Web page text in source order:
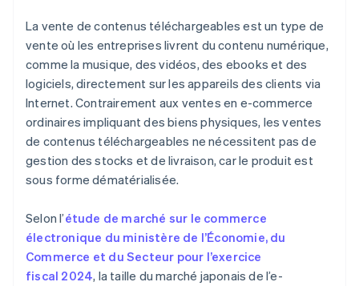
La vente de contenus téléchargeables est un type de
vente où les entreprises livrent du contenu numérique,
comme la musique, des vidéos, des ebooks et des
logiciels, directement sur les appareils des clients via
Internet. Contrairement aux ventes en e-commerce
ordinaires impliquant des biens physiques, les ventes
de contenus téléchargeables ne nécessitent pas de
gestion des stocks et de livraison, car le produit est
sous forme dématérialisée.
Selon l’étude de marché sur le commerce
électronique du ministère de l’Économie, du
Commerce et du Secteur pour l’exercice
fiscal 2024, la taille du marché japonais de l’e-